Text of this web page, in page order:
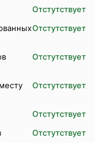
Отстутствует
Отстутствует
Отстутствует
Отстутствует
Отстутствует
Отстутствует